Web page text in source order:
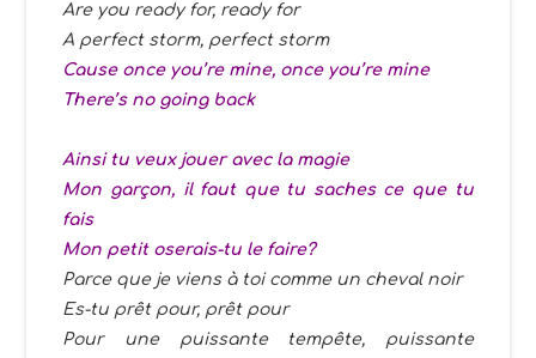
Are you ready for, ready for
A perfect storm, perfect storm
Cause once you’re mine, once you’re mine
There’s no going back
Ainsi tu veux jouer avec la magie
Mon garçon, il faut que tu saches ce que tu
fais
Mon petit oserais-tu le faire?
Parce que je viens à toi comme un cheval noir
Es-tu prêt pour, prêt pour
Pour une puissante tempête, puissante